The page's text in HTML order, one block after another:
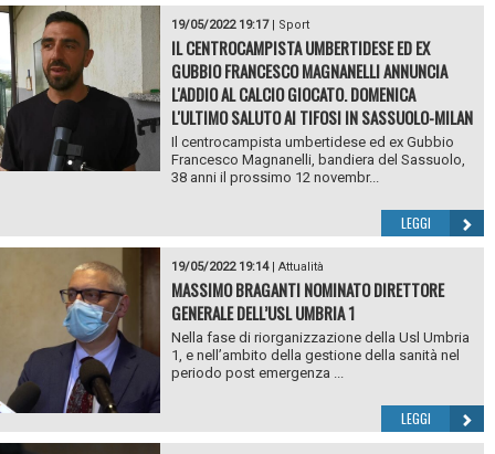
19/05/2022 19:17| Sport
IL CENTROCAMPISTA UMBERTIDESE ED EX
GUBBIO FRANCESCO MAGNANELLI ANNUNCIA
L'ADDIO AL CALCIO GIOCATO. DOMENICA
L'ULTIMO SALUTO AI TIFOSI IN SASSUOLO-MILAN
Il centrocampista umbertidese ed ex Gubbio
Francesco Magnanelli, bandiera del Sassuolo,
38 anni il prossimo 12 novembr...
LEGGI
19/05/2022 19:14| Attualità
MASSIMO BRAGANTI NOMINATO DIRETTORE
GENERALE DELL’USL UMBRIA 1
Nella fase di riorganizzazione della Usl Umbria
1, e nell’ambito della gestione della sanità nel
periodo post emergenza ...
LEGGI